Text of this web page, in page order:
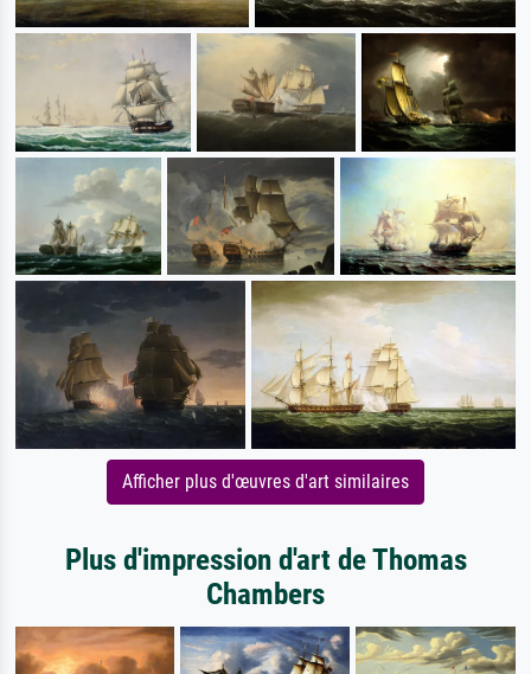
Afficher plus d'œuvres d'art similaires
Plus d'impression d'art de Thomas
Chambers